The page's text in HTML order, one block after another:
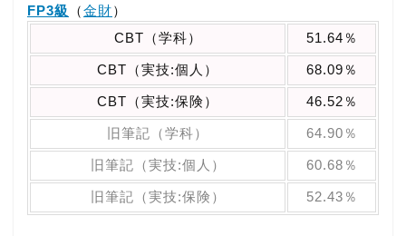
FP3級 （金財）
CBT（学科）
51.64％
CBT（実技:個人） 68.09％
CBT（実技:保険） 46.52％
旧筆記（学科） 64.90％
旧筆記（実技:個人） 60.68％
旧筆記（実技:保険） 52.43％